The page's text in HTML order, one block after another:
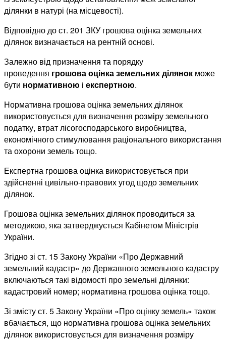
ділянки в натурі (на місцевості).
Відповідно до ст. 201 ЗКУ грошова оцінка земельних
ділянок визначається на рентній основі.
Залежно від призначення та порядку
проведення грошова оцінка земельних ділянок може
бути нормативною і експертною.
Нормативна грошова оцінка земельних ділянок
використовується для визначення розміру земельного
податку, втрат лісогосподарського виробництва,
економічного стимулювання раціонального використання
та охорони земель тощо.
Експертна грошова оцінка використовується при
здійсненні цивільно-правових угод щодо земельних
ділянок.
Грошова оцінка земельних ділянок проводиться за
методикою, яка затверджується Кабінетом Міністрів
України.
Згідно зі ст. 15 Закону України «Про Державний
земельний кадастр» до Державного земельного кадастру
включаються такі відомості про земельні ділянки:
кадастровий номер; нормативна грошова оцінка тощо.
Зі змісту ст. 5 Закону України «Про оцінку земель» також
вбачається, що нормативна грошова оцінка земельних
ділянок використовується для визначення розміру